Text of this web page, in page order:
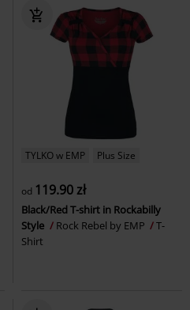
TYLKO w EMP Plus Size
od 119.90 zł
Black/Red T-shirt in Rockabilly
Style
Rock Rebel by EMP
T-
Shirt